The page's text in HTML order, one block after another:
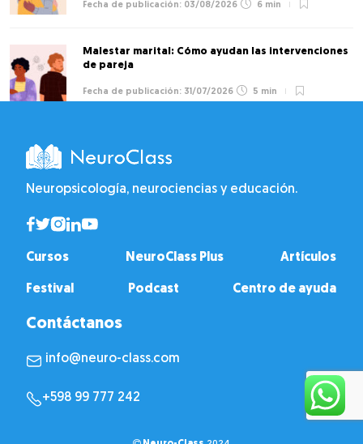
03/08/2026 6 min
Malestar marital: Cómo ayudan las intervenciones
de pareja
31/07/2026 5 min
Neuropsicología, neurociencias y educación.
Cursos NeuroClass Plus Artículos
Festival Podcast Centro de ayuda
Contáctanos
info@neuro-class.com
+598 99 777 242